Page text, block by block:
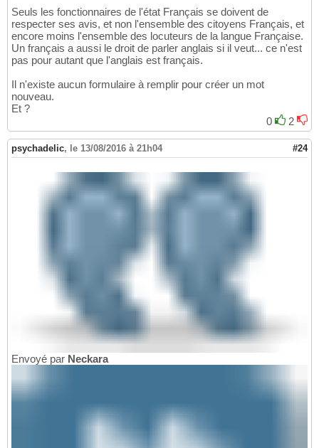
Seuls les fonctionnaires de l'état Français se doivent de
respecter ses avis, et non l'ensemble des citoyens Français, et
encore moins l'ensemble des locuteurs de la langue Française.
Un français a aussi le droit de parler anglais si il veut... ce n'est
pas pour autant que l'anglais est français.
Il n'existe aucun formulaire à remplir pour créer un mot
nouveau.
Et ?
0
2
psychadelic, le 13/08/2016 à 21h04 #24
Envoyé par Neckara